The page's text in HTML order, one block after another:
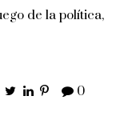
de la política,
0